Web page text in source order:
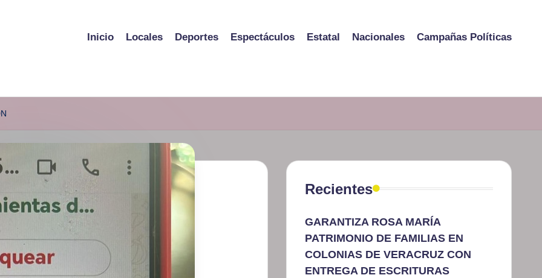
Inicio Locales Deportes Espectáculos Estatal Nacionales Campañas Políticas
Recientes
GARANTIZA ROSA MARÍA
PATRIMONIO DE FAMILIAS EN
COLONIAS DE VERACRUZ CON
ENTREGA DE ESCRITURAS